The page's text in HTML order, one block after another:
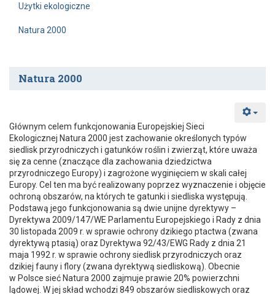
Użytki ekologiczne
Natura 2000
Natura 2000
Głównym celem funkcjonowania Europejskiej Sieci
Ekologicznej Natura 2000 jest zachowanie określonych typów
siedlisk przyrodniczych i gatunków roślin i zwierząt, które uważa
się za cenne (znaczące dla zachowania dziedzictwa
przyrodniczego Europy) i zagrożone wyginięciem w skali całej
Europy. Cel ten ma być realizowany poprzez wyznaczenie i objęcie
ochroną obszarów, na których te gatunki i siedliska występują.
Podstawą jego funkcjonowania są dwie unijne dyrektywy –
Dyrektywa 2009/147/WE Parlamentu Europejskiego i Rady z dnia
30 listopada 2009 r. w sprawie ochrony dzikiego ptactwa (zwana
dyrektywą ptasią) oraz Dyrektywa 92/43/EWG Rady z dnia 21
maja 1992 r. w sprawie ochrony siedlisk przyrodniczych oraz
dzikiej fauny i flory (zwana dyrektywą siedliskową). Obecnie
w Polsce sieć Natura 2000 zajmuje prawie 20% powierzchni
lądowej. W jej skład wchodzi 849 obszarów siedliskowych oraz